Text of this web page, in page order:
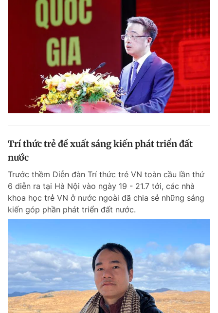
Trí thức trẻ đề xuất sáng kiến phát triển đất
nước
Trước thềm Diễn đàn Trí thức trẻ VN toàn cầu lần thứ
6 diễn ra tại Hà Nội vào ngày 19 - 21.7 tới, các nhà
khoa học trẻ VN ở nước ngoài đã chia sẻ những sáng
kiến góp phần phát triển đất nước.